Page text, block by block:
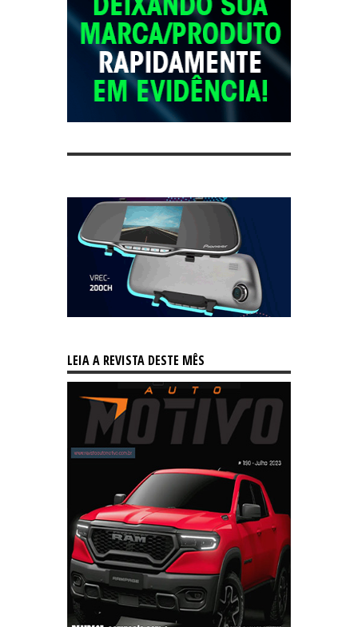
LEIA A REVISTA DESTE MÊS